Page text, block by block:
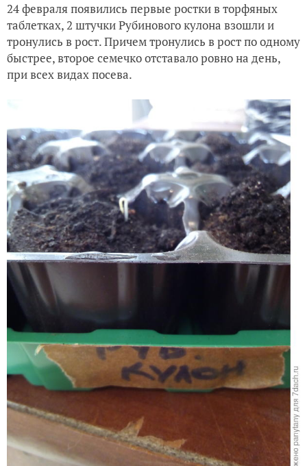
24 февраля появились первые ростки в торфяных
таблетках, 2 штучки Рубинового кулона взошли и
тронулись в рост. Причем тронулись в рост по одному
быстрее, второе семечко отставало ровно на день,
при всех видах посева.